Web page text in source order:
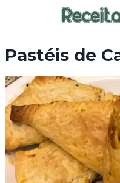
Pastéis de